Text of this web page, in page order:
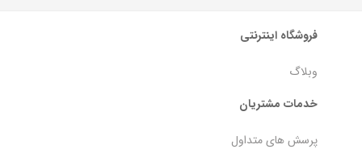
فروشگاه اینترنتی
وبلاگ
خدمات مشتریان
پرسش های متداول